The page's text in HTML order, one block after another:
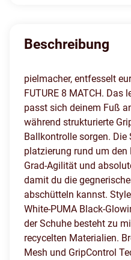
Beschreibung
pielmacher, entfesselt
FUTURE 8 MATCH. Das
passt sich deinem Fuß
während strukturierte
Ballkontrolle sorgen.
platzierung rund um
Grad-Agilität und
damit du die
abschütteln kannst.
White-PUMA Black-
der Schuhe besteht zu
recycelten Materialien.
Mesh und GripControl